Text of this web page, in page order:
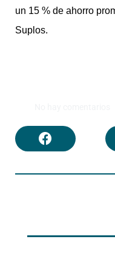
un 15 % de ahorro
Suplos.